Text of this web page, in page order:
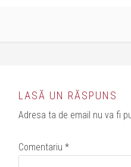
LASĂ UN RĂSPUNS
Adresa ta de email nu va fi
Comentariu *